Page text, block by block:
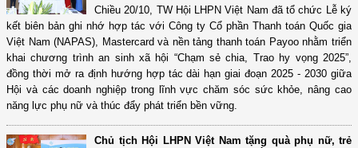
Chiều 20/10, TW Hội LHPN Việt Nam đã tổ chức Lễ ký
kết biên bản ghi nhớ hợp tác với Công ty Cổ phần Thanh toán Quốc gia
Việt Nam (NAPAS), Mastercard và nền tảng thanh toán Payoo nhằm triển
khai chương trình an sinh xã hội “Chạm sẻ chia, Trao hy vọng 2025”,
đồng thời mở ra định hướng hợp tác dài hạn giai đoạn 2025 - 2030 giữa
Hội và các doanh nghiệp trong lĩnh vực chăm sóc sức khỏe, nâng cao
năng lực phụ nữ và thúc đẩy phát triển bền vững.
Chủ tịch Hội LHPN Việt Nam tặng quà phụ nữ, trẻ